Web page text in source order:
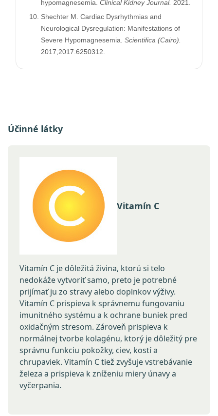
hypomagnesemia. Clinical Kidney Journal. 2021.
Shechter M. Cardiac Dysrhythmias and
Neurological Dysregulation: Manifestations of
Severe Hypomagnesemia. Scientifica (Cairo).
2017;2017:6250312.
Účinné látky
Vitamín C
Vitamín C je dôležitá živina, ktorú si telo
nedokáže vytvoriť samo, preto je potrebné
prijímať ju zo stravy alebo doplnkov výživy.
Vitamín C prispieva k správnemu fungovaniu
imunitného systému a k ochrane buniek pred
oxidačným stresom. Zároveň prispieva k
normálnej tvorbe kolagénu, ktorý je dôležitý pre
správnu funkciu pokožky, ciev, kostí a
chrupaviek. Vitamín C tiež zvyšuje vstrebávanie
železa a prispieva k zníženiu miery únavy a
vyčerpania.
Horčík
Je dôležitý minerál, ktorý telo potrebuje pre
správne fungovanie svalov, nervov a srdca.
Pomáha pri tvorbe energie, podpore kostí a
znižovaní únavy. Môže tiež prispieť k lepšiemu
spánku, zvládaniu stresu a uvoľneniu svalov.
Okrem toho pomáha regulovať hladinu cukru v
krvi a podporuje zdravie srdca.